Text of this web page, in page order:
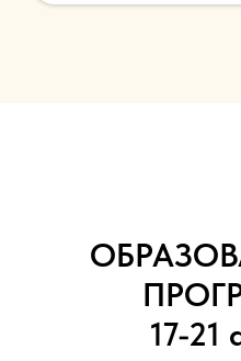
17-21